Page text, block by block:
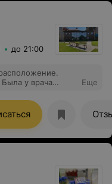
до 21:00
у врача
Хотя в
разводили.
Вам
Еще